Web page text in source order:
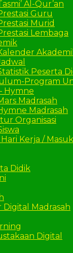
Al-Qur’an
Guru
Murid
Lembaga
Peserta
Program
Hymne
Madrasah
Madrasah
Organisasi
Kerja /
Didik
Digital Madrasah
Digital